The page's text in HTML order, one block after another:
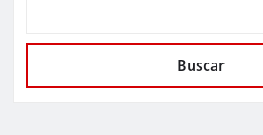
Buscar